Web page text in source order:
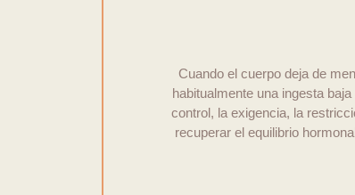
Cuando el cuerpo deja de
habitualmente una ingesta
control, la exigencia, la
recuperar el equilibrio